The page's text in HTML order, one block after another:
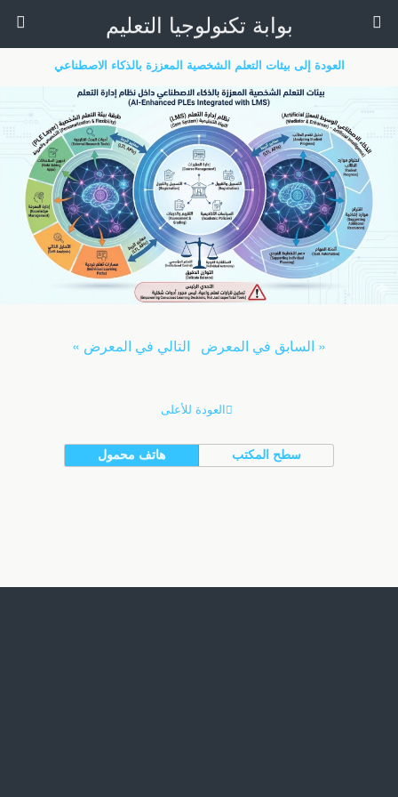
بوابة تكنولوجيا التعليم
العودة إلى بيئات التعلم الشخصية المعززة بالذكاء الاصطناعي
« السابق في المعرض التالي في المعرض »
العودة للأعلى
هاتف محمول سطح المكتب